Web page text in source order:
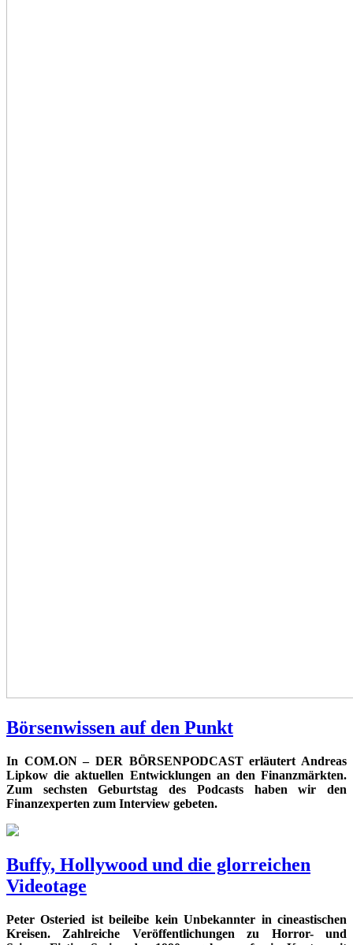
Börsenwissen auf den Punkt
In COM.ON – DER BÖRSENPODCAST erläutert Andreas
Lipkow die aktuellen Entwicklungen an den Finanzmärkten.
Zum sechsten Geburtstag des Podcasts haben wir den
Finanzexperten zum Interview gebeten.
Buffy, Hollywood und die glorreichen
Videotage
Peter Osteried ist beileibe kein Unbekannter in cineastischen
Kreisen. Zahlreiche Veröffentlichungen zu Horror- und